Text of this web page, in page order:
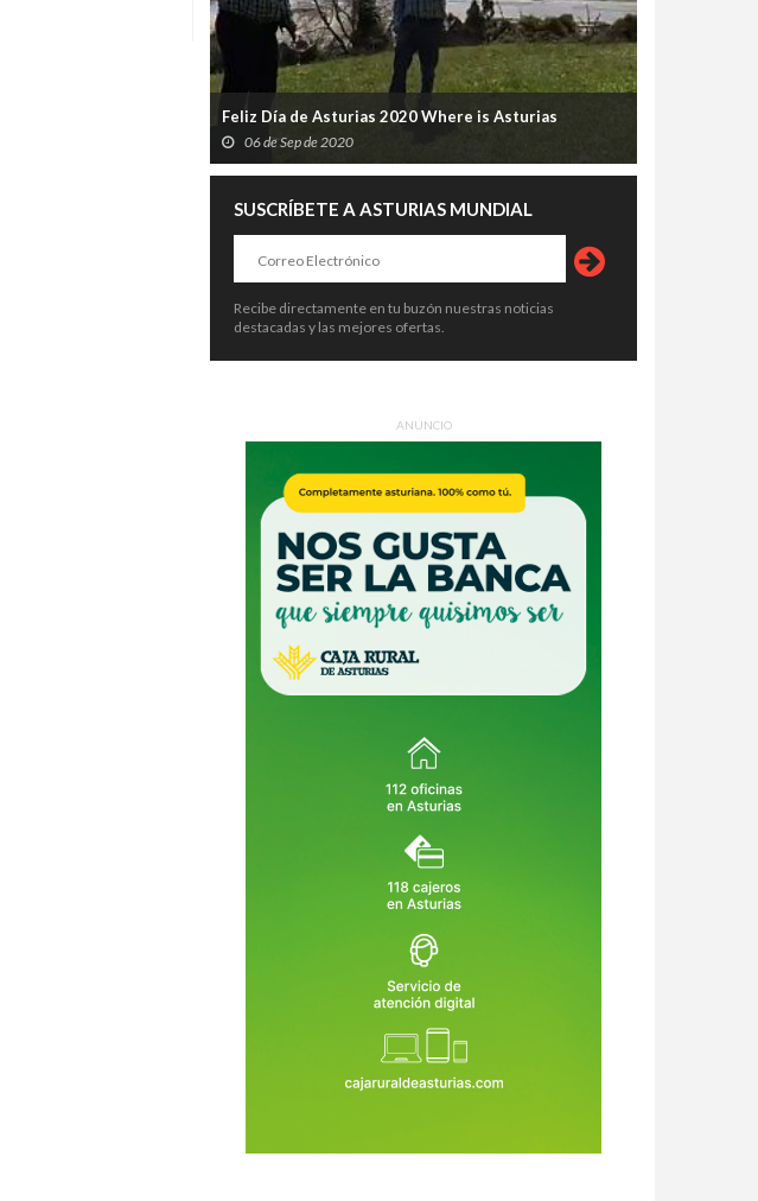
Feliz Día de Asturias 2020 Where is Asturias
06 de Sep de 2020
SUSCRÍBETE A ASTURIAS MUNDIAL
Recibe directamente en tu buzón nuestras noticias
destacadas y las mejores ofertas.
ANUNCIO